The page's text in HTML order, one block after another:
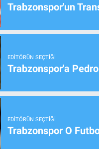
Trabzonspor'un
EDITÖRÜN SEÇTIĞI
Trabzonspor'a
EDITÖRÜN SEÇTIĞI
Trabzonspor O